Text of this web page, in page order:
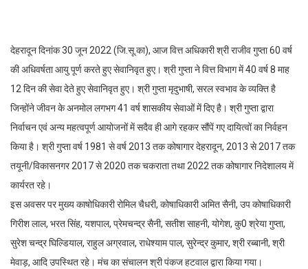
देहरादून दिनांक 30 जून 2022 (जि.सू.का), आज वित्त अधिकारी श्री राजीव गुप्ता 60 वर्ष
की अधिवर्षता आयु पूर्ण करते हुए सेवानिवृत हुए। श्री गुप्ता ने वित्त विभाग में 40 वर्ष 8 माह
12 दिन की सेवा देते हुए सेवानिवृत हुए। श्री गुप्ता मृदुभाषी, सरल स्वभाव के व्यक्ति है
जिन्होंने जीवन के अनमोल लगभग 41 वर्ष शासकीय सेवाओं में दिए है। श्री गुप्ता द्वारा
निर्वाचन एवं अन्य महत्वपूर्ण आयोजनों में सदैव ही आगे रहकर सौंपें गए दायित्वों का निर्वहन
किया है। श्री गुप्ता वर्ष 1981 से वर्ष 2013 तक कोषागार देहरादून, 2013 से 2017 तक
तयूनी/विकासनगर 2017 से 2020 तक चकराता तथा 2022 तक कोषागार निदेशालय में
कार्यरत रहे।
इस अवसर पर मुख्य काषोधिकारी रोमिल चैधरी, कोषाधिकारी अमित सैनी, उप कोषाधिकारी
गिरीश लाल, भरत सिंह, यशपाल, प्रेमचन्द्र सैनी, सतीश साहनी, योगेश, कु0 श्रेया गुप्ता,
सुरेश चन्द्र घिल्डियाल, राहुल अग्रवाल, राधेश्याम पाल, सुरेन्द्र कुमार, श्री रब्बानी, श्री
मेवाड़, आदि उपस्थित रहे। मंच का संचालन श्री पंकज हटवाल द्वारा किया गया।